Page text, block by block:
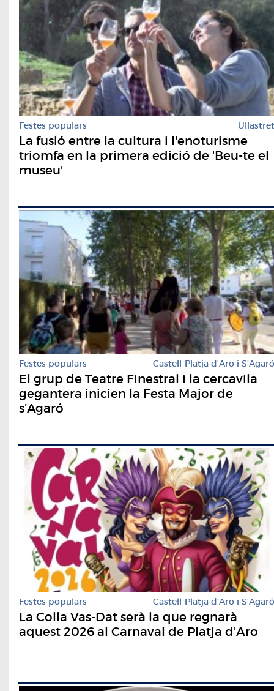
Festes populars Ullastret
La fusió entre la cultura i l'enoturisme
triomfa en la primera edició de 'Beu-te el
museu'
Festes populars Castell-Platja d'Aro i S'Agaró
El grup de Teatre Finestral i la cercavila
gegantera inicien la Festa Major de
s’Agaró
Festes populars Castell-Platja d'Aro i S'Agaró
La Colla Vas-Dat serà la que regnarà
aquest 2026 al Carnaval de Platja d'Aro